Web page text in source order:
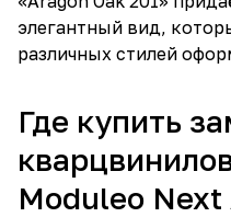
элегантный вид,
различных стилей
Где купить
Moduleo Next